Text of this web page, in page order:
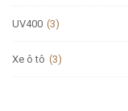
UV400 (3)
Xe ô tô (3)